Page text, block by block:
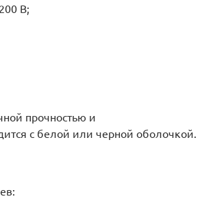
В;
прочностью и
с белой или черной оболочкой.